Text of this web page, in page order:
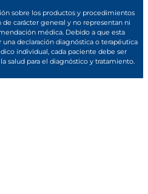
sobre los productos y procedimientos
carácter general y no representan ni
médica. Debido a que esta
declaración diagnóstica o terapéutica
individual, cada paciente debe ser
salud para el diagnóstico y tratamiento.